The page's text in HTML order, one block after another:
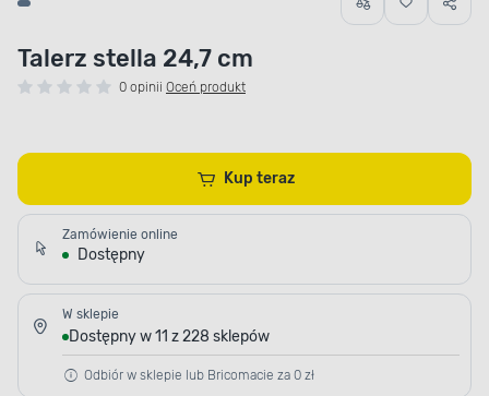
Talerz stella 24,7 cm
0 opinii Oceń produkt
Kup teraz
Zamówienie online
Dostępny
W sklepie
Dostępny w 11 z 228 sklepów
Odbiór w sklepie lub Bricomacie za 0 zł